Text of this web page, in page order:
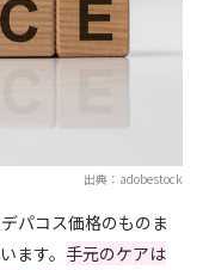
出典：adobestock
パコス価格のものま
ます。 手元のケアは